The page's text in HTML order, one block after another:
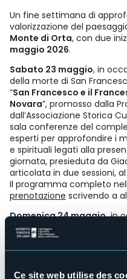
Ce site web utilise des
Un fine settimana di
valorizzazione del
Monte di Orta, con due
maggio 2026.
Sabato 23 maggio, in
della morte di San
“San Francesco e il
Novara”, promosso dalla
dall’Associazione Storica
sala conferenze del
esperti per approfondire i
e spirituali legati alla
giornata, presieduta da
articolata in due sessioni,
Il programma completo
prenotazione scrivendo a
Domenica 24 maggio,in
Europea dei Parchi, è in
guidata al Sacro Monte
,
dell’Ente di Gestione dei
gli aspetti naturalistici oltre